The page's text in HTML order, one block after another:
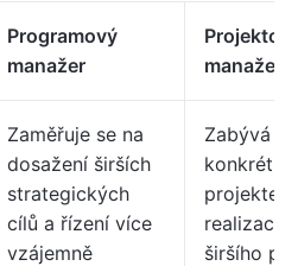
Programový
manažer
manažer
Zaměřuje se na
dosažení širších
strategických
cílů a řízení více
vzájemně
Zabývá se
realizací
širšího